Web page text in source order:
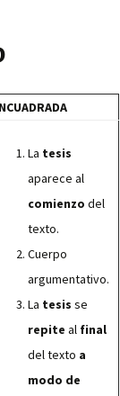
La tesis
aparece al
comienzo del
texto.
Cuerpo
argumentativo.
La tesis se
repite al final
del texto a
modo de